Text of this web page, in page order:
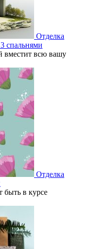
Отделка
спальнями
вместит всю вашу
Отделка
быть в курсе